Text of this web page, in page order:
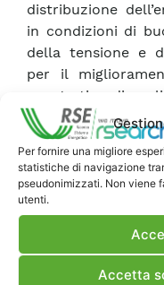
Per fornire una migliore
statistiche di navigazione
pseudonimizzati. Non viene
utenti.
Accetta
distribuzione
in condizioni di
della tensione e
per il
questo tipo di
deve essere
molto rapidi ed
In
configurazione
di ottenere
elevate densità
potenza